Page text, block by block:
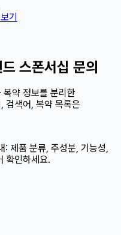
기
스폰서십 문의
복약 정보를 분리한
검색어, 복약 목록은
: 제품 분류, 주성분, 기능성,
확인하세요.